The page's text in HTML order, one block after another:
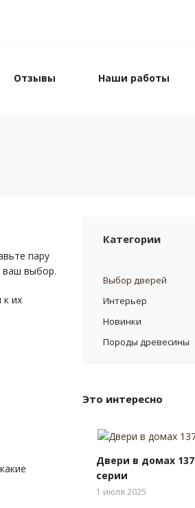
Отзывы Наши работы
пару
ваш выбор.
их
Категории
Выбор дверей
Интерьер
Новинки
Породы древесины
Это интересно
Двери в домах 137
серии
1 июля 2025